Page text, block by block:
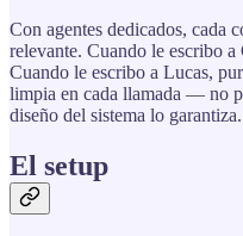
Con agentes dedicados, cada
relevante. Cuando le escribo
Cuando le escribo a Lucas,
limpia en cada llamada — no
diseño del sistema lo garantiza.
El setup